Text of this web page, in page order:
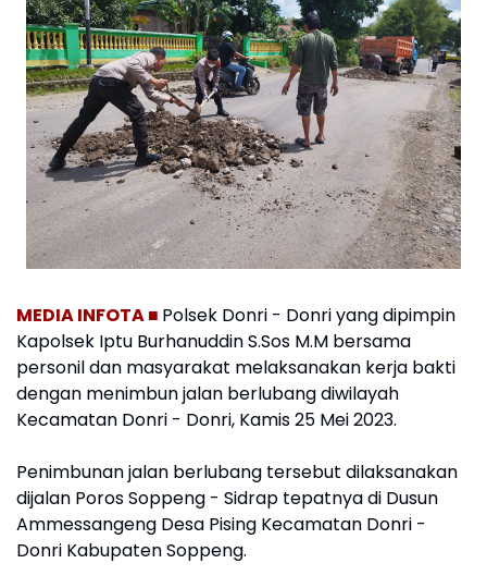
MEDIA INFOTA ■ Polsek Donri - Donri yang dipimpin
Kapolsek Iptu Burhanuddin S.Sos M.M bersama
personil dan masyarakat melaksanakan kerja bakti
dengan menimbun jalan berlubang diwilayah
Kecamatan Donri - Donri, Kamis 25 Mei 2023.
Penimbunan jalan berlubang tersebut dilaksanakan
dijalan Poros Soppeng - Sidrap tepatnya di Dusun
Ammessangeng Desa Pising Kecamatan Donri -
Donri Kabupaten Soppeng.